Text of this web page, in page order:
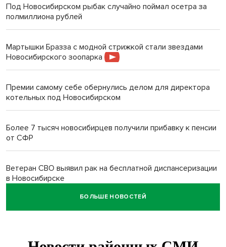
Под Новосибирском рыбак случайно поймал осетра за
полмиллиона рублей
Мартышки Бразза с модной стрижкой стали звездами
Новосибирского зоопарка
Премии самому себе обернулись делом для директора
котельных под Новосибирском
Более 7 тысяч новосибирцев получили прибавку к пенсии
от СФР
Ветеран СВО выявил рак на бесплатной диспансеризации
в Новосибирске
В Новосибирске сотрудница склада Ozon попыталась
БОЛЬШЕ НОВОСТЕЙ